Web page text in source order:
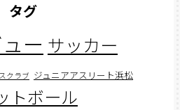
タグ
ー サッカー
クラブ ジュニアアスリート浜松
トボール